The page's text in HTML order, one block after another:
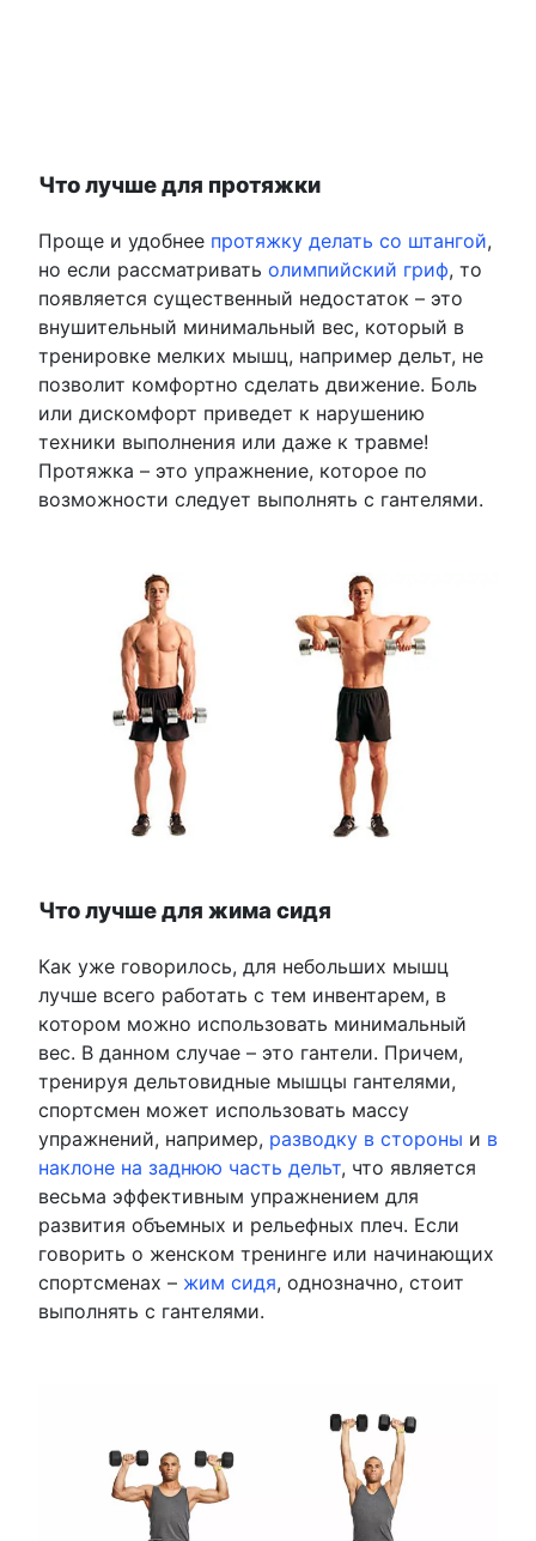
Что лучше для протяжки
Проще и удобнее протяжку делать со штангой,
но если рассматривать олимпийский гриф, то
появляется существенный недостаток – это
внушительный минимальный вес, который в
тренировке мелких мышц, например дельт, не
позволит комфортно сделать движение. Боль
или дискомфорт приведет к нарушению
техники выполнения или даже к травме!
Протяжка – это упражнение, которое по
возможности следует выполнять с гантелями.
Что лучше для жима сидя
Как уже говорилось, для небольших мышц
лучше всего работать с тем инвентарем, в
котором можно использовать минимальный
вес. В данном случае – это гантели. Причем,
тренируя дельтовидные мышцы гантелями,
спортсмен может использовать массу
упражнений, например, разводку в стороны и в
наклоне на заднюю часть дельт, что является
весьма эффективным упражнением для
развития объемных и рельефных плеч. Если
говорить о женском тренинге или начинающих
спортсменах – жим сидя, однозначно, стоит
выполнять с гантелями.